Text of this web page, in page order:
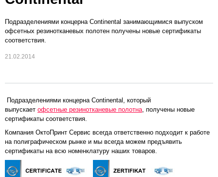
Подразделениями концерна Continental занимающимися выпуском
офсетных резинотканевых полотен получены новые сертификаты
соответствия.
21.02.2014
Подразделениями концерна Continental, который
выпускает офсетные резинотканевые полотна , получены новые
сертификаты соответствия.
Компания ОктоПринт Сервис всегда ответственно подходит к работе
на полиграфическом рынке и мы всегда можем предъявить
сертификаты на всю номенклатуру наших товаров.